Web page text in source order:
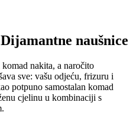
Dijamantne naušnice
nakita, a naročito
sve: vašu odjeću, frizuru i
potpuno samostalan komad
cjelinu u kombinaciji s